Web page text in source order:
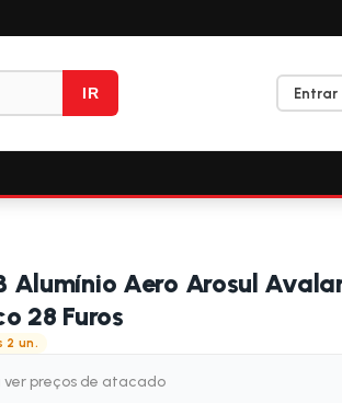
IR Entrar
Alumínio Aero Arosul
28 Furos
2 un.
ver preços de atacado